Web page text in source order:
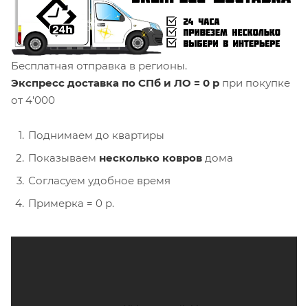
Бесплатная отправка в регионы.
Экспресс доставка по СПб и ЛО = 0 р при покупке
от 4'000
Поднимаем до квартиры
Показываем несколько ковров дома
Согласуем удобное время
Примерка = 0 р.